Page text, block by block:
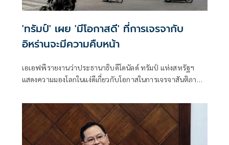
'ทรัมป์' เผย 'มีโอกาสดี' ที่การเจรจากับ
อิหร่านจะมีความคืบหน้า
เอเอฟพีรายงานว่าประธานาธิบดีโดนัลด์ ทรัมป์ แห่งสหรัฐฯ
แสดงความมองโลกในแง่ดีเกี่ยวกับโอกาสในการเจรจาสันติภาพ
ที่สามติดต่อกัน